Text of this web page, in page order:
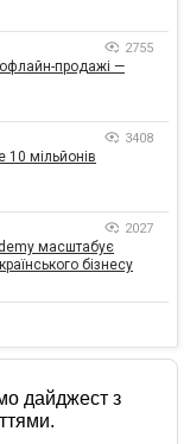
2755
офлайн-продажі —
3408
10 мільйонів
2027
масштабує
бізнесу
дайджест з